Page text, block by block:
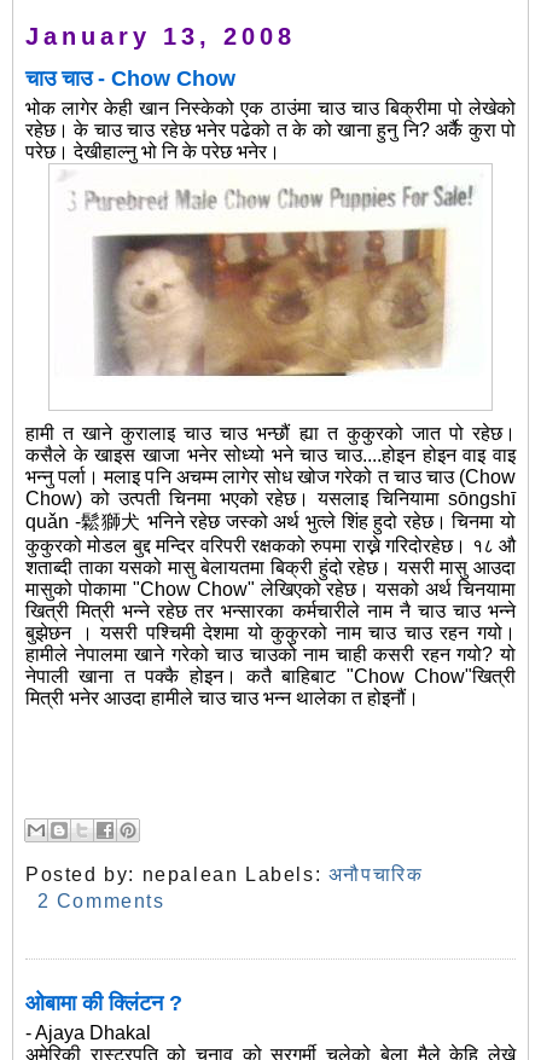
January 13, 2008
चाउ चाउ - Chow Chow
भोक लागेर केही खान निस्केको एक ठाउंमा चाउ चाउ बिक्रीमा पो लेखेको
रहेछ। के चाउ चाउ रहेछ भनेर पढेको त के को खाना हुनु नि? अर्कै कुरा पो
परेछ। देखीहाल्नु भो नि के परेछ भनेर।
हामी त खाने कुरालाइ चाउ चाउ भन्छौं ह्या त कुकुरको जात पो रहेछ।
कसैले के खाइस खाजा भनेर सोध्यो भने चाउ चाउ....होइन होइन वाइ वाइ
भन्नु पर्ला। मलाइ पनि अचम्म लागेर सोध खोज गरेको त चाउ चाउ (Chow
Chow) को उत्पती चिनमा भएको रहेछ। यसलाइ चिनियामा sōngshī
quǎn -鬆獅犬 भनिने रहेछ जस्को अर्थ भुत्ले शिंह हुदो रहेछ। चिनमा यो
कुकुरको मोडल बुद्द मन्दिर वरिपरी रक्षकको रुपमा राख्ने गरिदोरहेछ। १८ औ
शताब्दी ताका यसको मासु बेलायतमा बिक्री हुंदो रहेछ। यसरी मासु आउदा
मासुको पोकामा "Chow Chow" लेखिएको रहेछ। यसको अर्थ चिनयामा
खित्री मित्री भन्ने रहेछ तर भन्सारका कर्मचारीले नाम नै चाउ चाउ भन्ने
बुझेछन । यसरी पश्चिमी देशमा यो कुकुरको नाम चाउ चाउ रहन गयो।
हामीले नेपालमा खाने गरेको चाउ चाउको नाम चाही कसरी रहन गयो? यो
नेपाली खाना त पक्कै होइन। कतै बाहिबाट "Chow Chow"खित्री
मित्री भनेर आउदा हामीले चाउ चाउ भन्न थालेका त होइनौं।
Posted by: nepalean Labels: अनौपचारिक
2 Comments
ओबामा की क्लिंटन ?
- Ajaya Dhakal
अमेरिकी रास्ट्रपति को चुनाव को सरगर्मी चलेको बेला मैले केहि लेख्ने